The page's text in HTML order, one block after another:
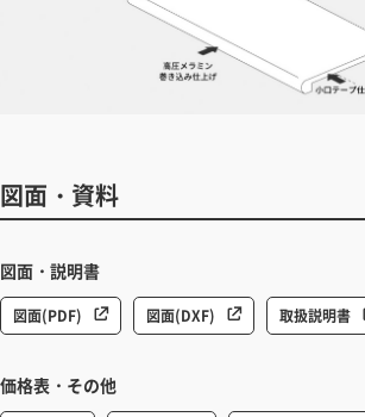
図面・資料
図面・説明書
図面(PDF) 図面(DXF) 取扱説明書
価格表・その他